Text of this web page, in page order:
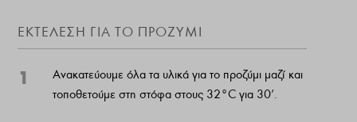
ΕΚΤΕΛΕΣΗ ΓΙΑ ΤΟ ΠΡΟΖΥΜΙ
1
Ανακατεύουμε όλα τα υλικά για το προζύμι μαζί και
τοποθετούμε στη στόφα στους 32°C για 30’.